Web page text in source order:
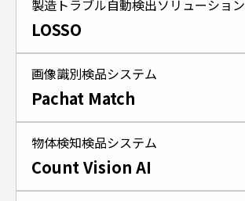
製造トラブル自動検出ソリューション
LOSSO
画像識別検品システム
Pachat Match
物体検知検品システム
Count Vision AI